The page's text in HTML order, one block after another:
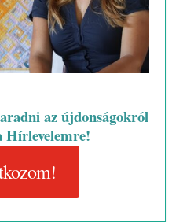
az újdonságokról
Hírlevelemre!